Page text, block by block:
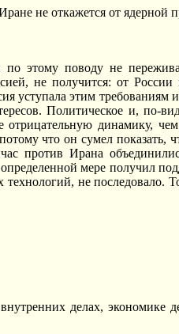
не откажется от
этому поводу не
не получится: от
уступала этим требованиям
Политическое и, по-
отрицательную динамику,
что он сумел показать,
против Ирана
мере получил
не последовало.
делах, экономике